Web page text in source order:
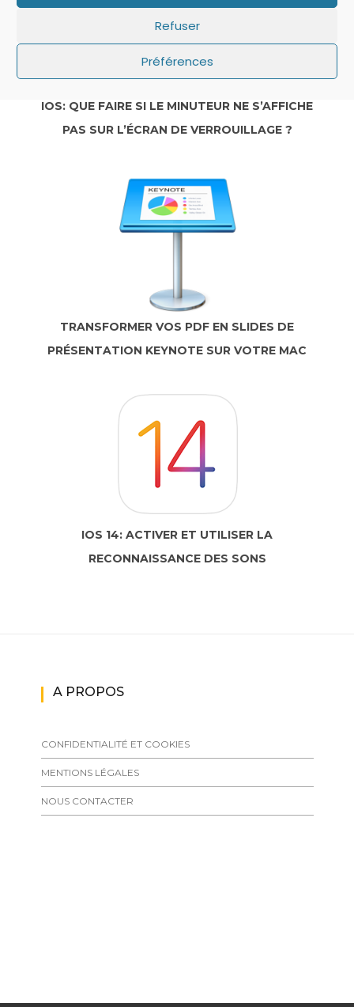
Refuser
Préférences
IOS: QUE FAIRE SI LE MINUTEUR NE S’AFFICHE
PAS SUR L’ÉCRAN DE VERROUILLAGE ?
TRANSFORMER VOS PDF EN SLIDES DE
PRÉSENTATION KEYNOTE SUR VOTRE MAC
IOS 14: ACTIVER ET UTILISER LA
RECONNAISSANCE DES SONS
A PROPOS
CONFIDENTIALITÉ ET COOKIES
MENTIONS LÉGALES
NOUS CONTACTER